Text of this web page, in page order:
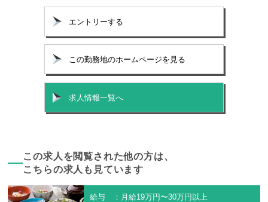
エントリーする
この勤務地のホームページを見る
求人情報一覧へ
この求人を閲覧された他の方は、
こちらの求人も見ています
給与 ：月給19万円〜30万円以上